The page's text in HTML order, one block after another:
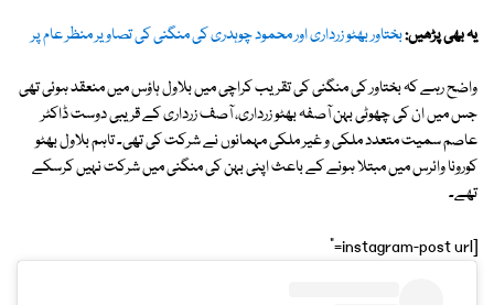
یہ بھی پڑھیں:بختاور بھٹو زرداری اور محمود چوہدری کی منگنی کی تصاویر منظر عام پر
واضح رہے کہ بختاور کی منگنی کی تقریب کراچی میں بلاول ہاؤس میں منعقد ہوئی تھی
جس میں ان کی چھوٹی بہن آصفہ بھٹو زرداری، آصف زرداری کے قریبی دوست ڈاکٹر
عاصم سمیت متعدد ملکی و غیر ملکی مہمانوں نے شرکت کی تھی۔ تاہم بلاول بھٹو
کورونا وائرس میں مبتلا ہونے کے باعث اپنی بہن کی منگنی میں شرکت نہیں کرسکے
تھے۔
[instagram-post url="